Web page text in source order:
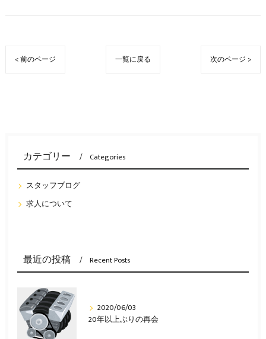
< 前のページ 一覧に戻る 次のページ >
カテゴリー Categories
スタッフブログ
求人について
最近の投稿 Recent Posts
2020/06/03
20年以上ぶりの再会